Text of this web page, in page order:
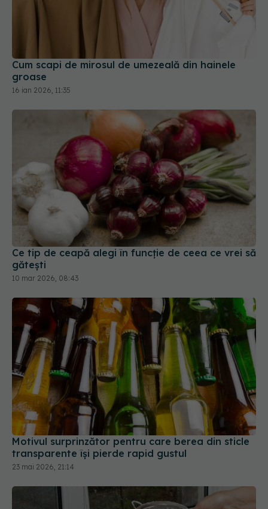
Cum scapi de mirosul de umezeală din hainele
groase
16 ian 2026, 11:35
Ce tip de ceapă alegi în funcție de ceea ce vrei să
gătești
10 mar 2026, 08:43
Motivul surprinzător pentru care berea din sticle
transparente își pierde rapid gustul
23 mai 2026, 21:14